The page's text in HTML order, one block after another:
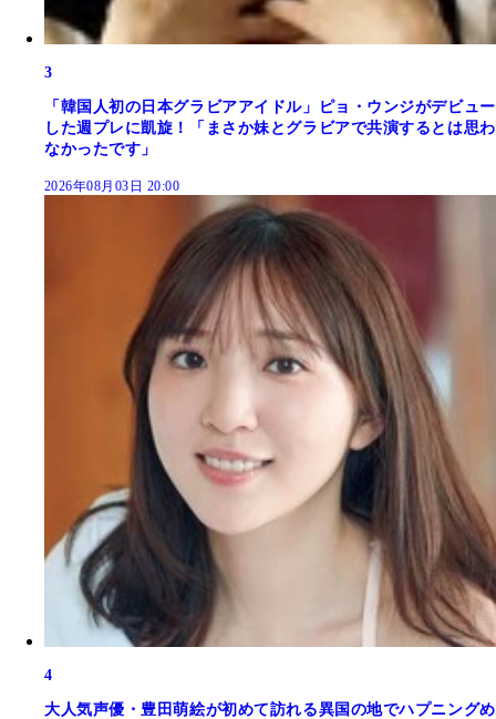
3
「韓国人初の日本グラビアアイドル」ピョ・ウンジがデビュー
した週プレに凱旋！「まさか妹とグラビアで共演するとは思わ
なかったです」
2026年08月03日 20:00
4
大人気声優・豊田萌絵が初めて訪れる異国の地でハプニングめ